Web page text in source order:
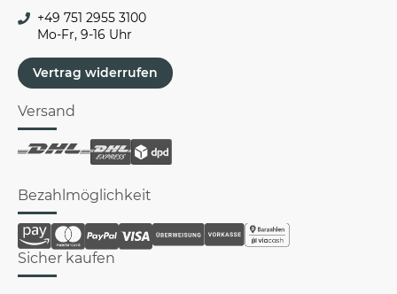
+49 751 2955 3100
Mo-Fr, 9-16 Uhr
Vertrag widerrufen
Versand
Bezahlmöglichkeit
Sicher kaufen